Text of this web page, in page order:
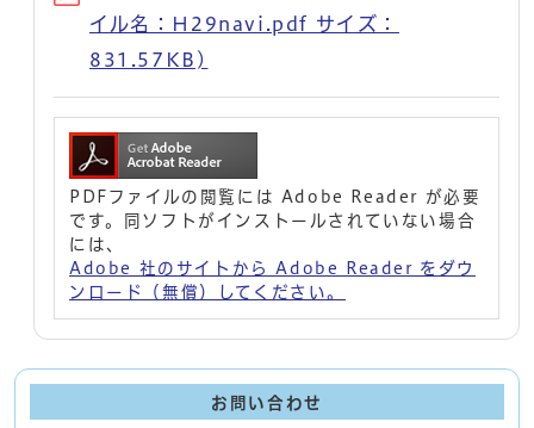
イル名：H29navi.pdf サイズ：
831.57KB)
PDFファイルの閲覧には Adobe Reader が必要
です。同ソフトがインストールされていない場合
には、
Adobe 社のサイトから Adobe Reader をダウ
ンロード（無償）してください。
お問い合わせ